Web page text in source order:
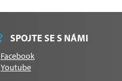
SPOJTE SE S NÁMI
Facebook
Youtube